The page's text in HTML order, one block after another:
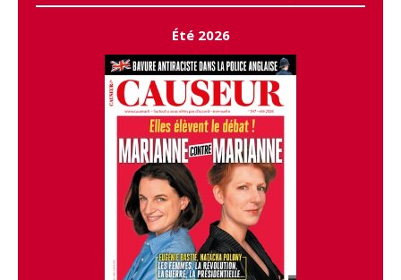
Été 2026